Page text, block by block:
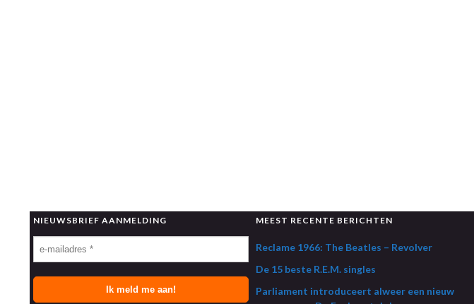
NIEUWSBRIEF AANMELDING MEEST RECENTE BERICHTEN
Reclame 1966: The Beatles – Revolver
De 15 beste R.E.M. singles
Parliament introduceert alweer een nieuw